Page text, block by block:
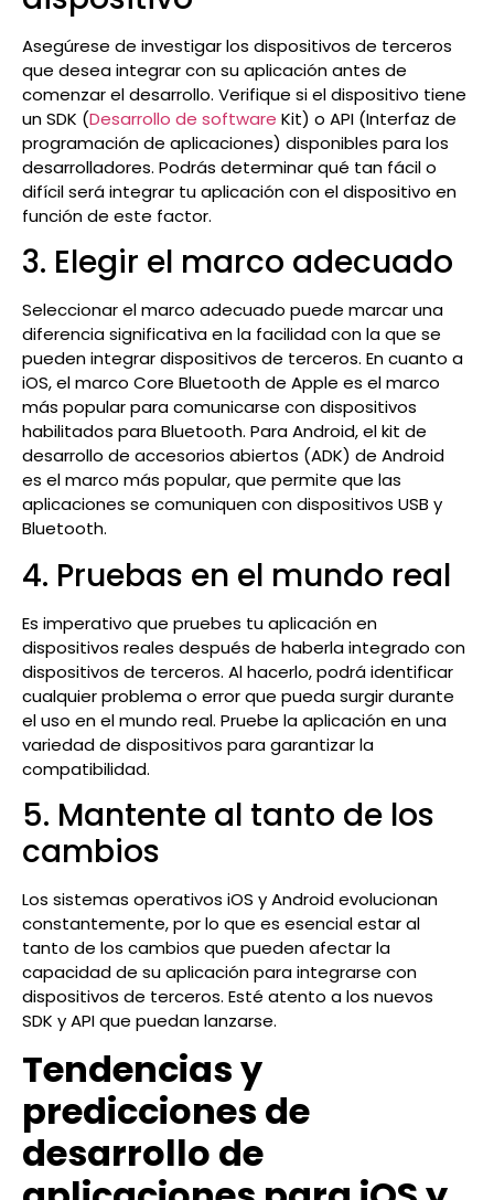
Asegúrese de investigar los dispositivos de terceros
que desea integrar con su aplicación antes de
comenzar el desarrollo. Verifique si el dispositivo tiene
un SDK (Desarrollo de software Kit) o API (Interfaz de
programación de aplicaciones) disponibles para los
desarrolladores. Podrás determinar qué tan fácil o
difícil será integrar tu aplicación con el dispositivo en
función de este factor.
3. Elegir el marco adecuado
Seleccionar el marco adecuado puede marcar una
diferencia significativa en la facilidad con la que se
pueden integrar dispositivos de terceros. En cuanto a
iOS, el marco Core Bluetooth de Apple es el marco
más popular para comunicarse con dispositivos
habilitados para Bluetooth. Para Android, el kit de
desarrollo de accesorios abiertos (ADK) de Android
es el marco más popular, que permite que las
aplicaciones se comuniquen con dispositivos USB y
Bluetooth.
4. Pruebas en el mundo real
Es imperativo que pruebes tu aplicación en
dispositivos reales después de haberla integrado con
dispositivos de terceros. Al hacerlo, podrá identificar
cualquier problema o error que pueda surgir durante
el uso en el mundo real. Pruebe la aplicación en una
variedad de dispositivos para garantizar la
compatibilidad.
5. Mantente al tanto de los
cambios
Los sistemas operativos iOS y Android evolucionan
constantemente, por lo que es esencial estar al
tanto de los cambios que pueden afectar la
capacidad de su aplicación para integrarse con
dispositivos de terceros. Esté atento a los nuevos
SDK y API que puedan lanzarse.
Tendencias y
predicciones de
desarrollo de